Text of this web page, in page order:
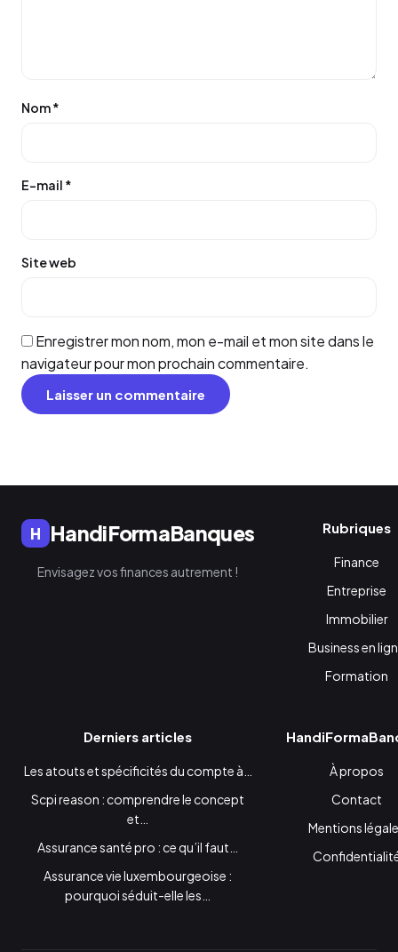
Nom*
E-mail *
Site web
Enregistrer mon nom, mon e-mail et mon site dans le
navigateur pour mon prochain commentaire.
H HandiFormaBanques
Envisagez vos finances autrement !
Rubriques
Finance
Entreprise
Immobilier
Business en
Formation
Derniers articles
Les atouts et spécificités du compte à…
Scpi reason : comprendre le concept
et…
Assurance santé pro : ce qu’il faut…
Assurance vie luxembourgeoise :
pourquoi séduit-elle les…
À propos
Contact
Mentions